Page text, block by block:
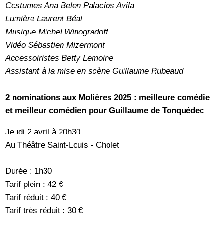
Costumes Ana Belen Palacios Avila
Lumière Laurent Béal
Musique Michel Winogradoff
Vidéo Sébastien Mizermont
Accessoiristes Betty Lemoine
Assistant à la mise en scène Guillaume Rubeaud
2 nominations aux Molières 2025 : meilleure comédie
et meilleur comédien pour Guillaume de Tonquédec
Jeudi 2 avril à 20h30
Au Théâtre Saint-Louis - Cholet
Durée : 1h30
Tarif plein : 42 €
Tarif réduit : 40 €
Tarif très réduit : 30 €